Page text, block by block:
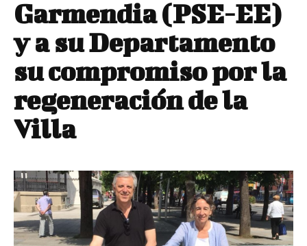
Garmendia (PSE-EE)
y a su Departamento
su compromiso por la
regeneración de la
Villa